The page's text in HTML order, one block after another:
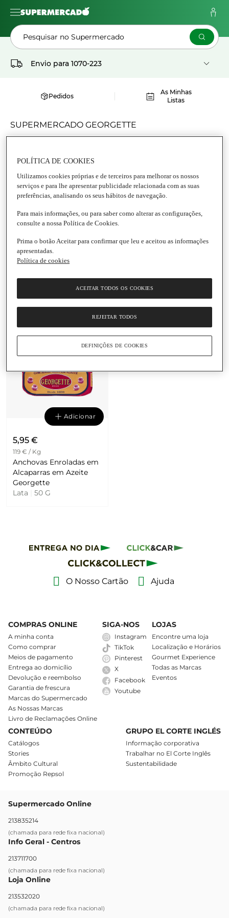
Pesquisar no Supermercado
Envio para 1070-223
Pedidos
As Minhas
Listas
SUPERMERCADO GEORGETTE
8,35 €
Salmão com Tomilho
em Azeite Georgette
8,35 €
69,58 € / Kg
Salmão com Segurelha
em Azeite Georgette
Lata
Adicionar
5,95 €
119 € / Kg
Anchovas Enroladas em
Alcaparras em Azeite
Georgette
Lata
50 G
O Nosso Cartão Ajuda
COMPRAS ONLINE
A minha conta
Como comprar
Meios de pagamento
Entrega ao domicílio
Devolução e reembolso
Garantia de frescura
Marcas do Supermercado
As Nossas Marcas
Livro de Reclamações Online
SIGA-NOS
Instagram
TikTok
Pinterest
X
Facebook
Youtube
LOJAS
Encontre uma loja
Localização e Horários
Gourmet Experience
Todas as Marcas
Eventos
CONTEÚDO
Catálogos
Stories
Âmbito Cultural
Promoção Repsol
GRUPO EL CORTE INGLÉS
Informação corporativa
Trabalhar no El Corte Inglês
Sustentabilidade
Supermercado Online
213835214
(chamada para rede fixa nacional)
Info Geral - Centros
213711700
(chamada para rede fixa nacional)
Loja Online
213532020
(chamada para rede fixa nacional)
POLÍTICA DE COOKIES
Utilizamos cookies próprias e de terceiros para melhorar os nossos
serviços e para lhe apresentar publicidade relacionada com as suas
preferências, analisando os seus hábitos de navegação.
Para mais informações, ou para saber como alterar as configurações,
consulte a nossa Política de Cookies.
Prima o botão Aceitar para confirmar que leu e aceitou as informações
apresentadas.
Política de cookies
REJEITAR TODOS
ACEITAR TODOS OS COOKIES
DEFINIÇÕES DE COOKIES